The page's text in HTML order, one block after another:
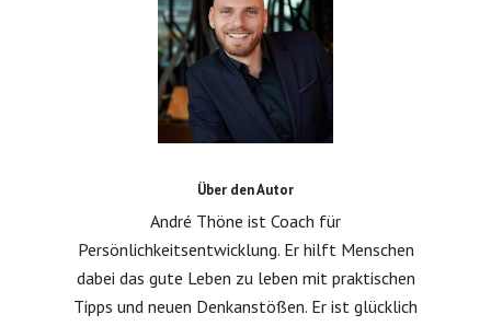
Über den Autor
André Thöne ist Coach für
Persönlichkeitsentwicklung. Er hilft Menschen
dabei das gute Leben zu leben mit praktischen
Tipps und neuen Denkanstößen. Er ist glücklich